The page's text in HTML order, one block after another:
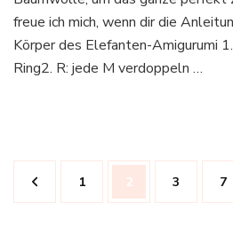
freue ich mich, wenn dir die
Körper des Elefanten-Amigurumi
Ring2. R: jede M verdoppeln …
Beitrags-
Navigation
Seite
1 Seite
2 Seite
3 7